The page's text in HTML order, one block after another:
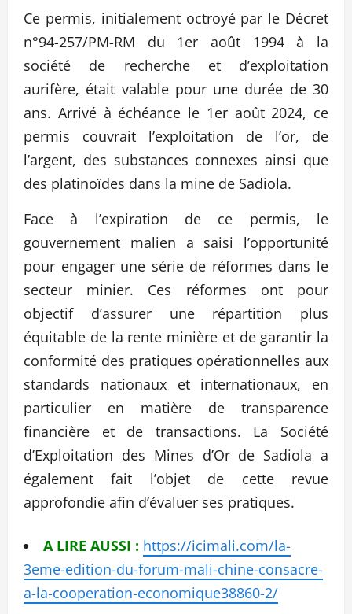
Ce permis, initialement octroyé par le Décret
n°94-257/PM-RM du 1er août 1994 à la
société de recherche et d’exploitation
aurifère, était valable pour une durée de 30
ans. Arrivé à échéance le 1er août 2024, ce
permis couvrait l’exploitation de l’or, de
l’argent, des substances connexes ainsi que
des platinoïdes dans la mine de Sadiola.
Face à l’expiration de ce permis, le
gouvernement malien a saisi l’opportunité
pour engager une série de réformes dans le
secteur minier. Ces réformes ont pour
objectif d’assurer une répartition plus
équitable de la rente minière et de garantir la
conformité des pratiques opérationnelles aux
standards nationaux et internationaux, en
particulier en matière de transparence
financière et de transactions. La Société
d’Exploitation des Mines d’Or de Sadiola a
également fait l’objet de cette revue
approfondie afin d’évaluer ses pratiques.
A LIRE AUSSI : https://icimali.com/la-
3eme-edition-du-forum-mali-chine-consacre-
a-la-cooperation-economique38860-2/